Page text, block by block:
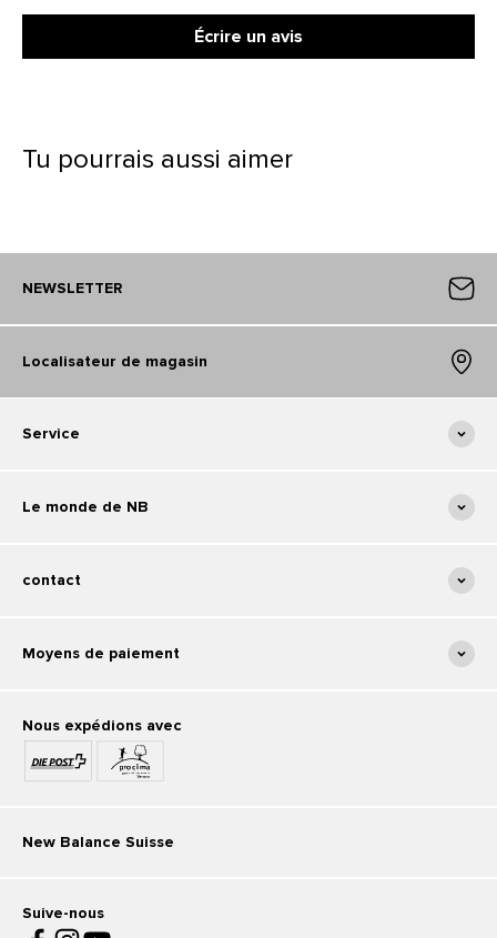
Écrire un avis
Tu pourrais aussi aimer
NEWSLETTER
Localisateur de magasin
Service
Le monde de NB
contact
New Balance Suisse
Suive-nous
Nous expédions avec
Moyens de paiement